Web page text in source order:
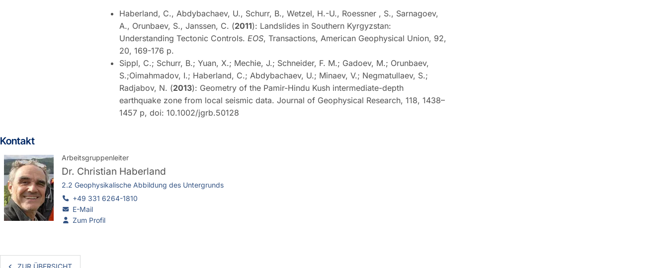
Haberland, C., Abdybachaev, U., Schurr, B., Wetzel, H.-U., Roessner , S., Sarnagoev,
A., Orunbaev, S., Janssen, C. (2011): Landslides in Southern Kyrgyzstan:
Understanding Tectonic Controls. EOS, Transactions, American Geophysical Union, 92,
20, 169-176 p.
Sippl, C.; Schurr, B.; Yuan, X.; Mechie, J.; Schneider, F. M.; Gadoev, M.; Orunbaev,
S.;Oimahmadov, I.; Haberland, C.; Abdybachaev, U.; Minaev, V.; Negmatullaev, S.;
Radjabov, N. (2013): Geometry of the Pamir-Hindu Kush intermediate-depth
earthquake zone from local seismic data. Journal of Geophysical Research, 118, 1438–
1457 p, doi: 10.1002/jgrb.50128
Kontakt
Arbeitsgruppenleiter
Dr. Christian Haberland
2.2 Geophysikalische Abbildung des Untergrunds
+49 331 6264-1810
E-Mail
Zum Profil